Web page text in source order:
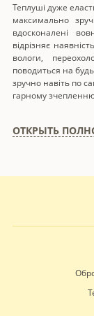
Теплуші дуже
максимально
вдосконалені
відрізняє
вологи,
поводиться на
зручно навіть по
гарному
тканинах можуть
Натуральна
домашні капці. Це
року, але й влітку
Натуральне
ОТКРЫТЬ